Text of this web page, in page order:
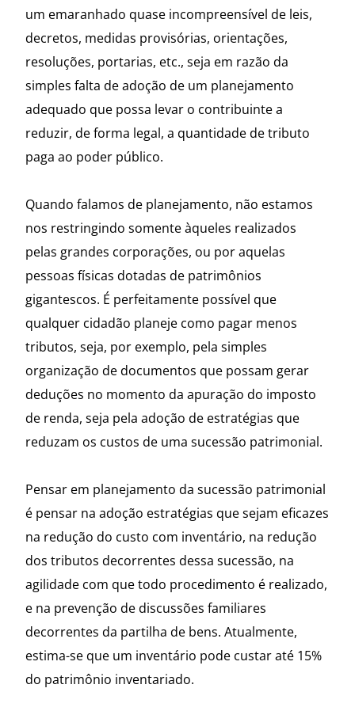
um emaranhado quase incompreensível de leis,
decretos, medidas provisórias, orientações,
resoluções, portarias, etc., seja em razão da
simples falta de adoção de um planejamento
adequado que possa levar o contribuinte a
reduzir, de forma legal, a quantidade de tributo
paga ao poder público.
Quando falamos de planejamento, não estamos
nos restringindo somente àqueles realizados
pelas grandes corporações, ou por aquelas
pessoas físicas dotadas de patrimônios
gigantescos. É perfeitamente possível que
qualquer cidadão planeje como pagar menos
tributos, seja, por exemplo, pela simples
organização de documentos que possam gerar
deduções no momento da apuração do imposto
de renda, seja pela adoção de estratégias que
reduzam os custos de uma sucessão patrimonial.
Pensar em planejamento da sucessão patrimonial
é pensar na adoção estratégias que sejam eficazes
na redução do custo com inventário, na redução
dos tributos decorrentes dessa sucessão, na
agilidade com que todo procedimento é realizado,
e na prevenção de discussões familiares
decorrentes da partilha de bens. Atualmente,
estima-se que um inventário pode custar até 15%
do patrimônio inventariado.